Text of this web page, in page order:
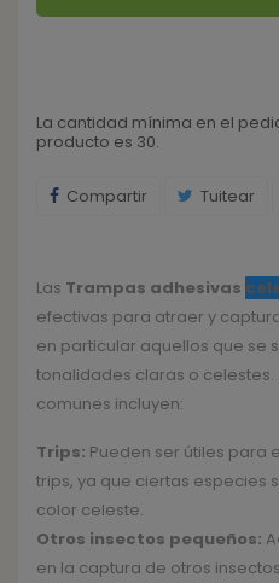
La cantidad mínima en el
producto es 30.
Compartir Tuitear
Las Trampas adhesivas
efectivas para atraer y
en particular aquellos que se
tonalidades claras o celestes.
comunes incluyen:
Trips: Pueden ser útiles para
trips, ya que ciertas especies
color celeste.
Otros insectos pequeños:
en la captura de otros